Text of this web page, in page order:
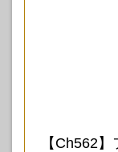
【Ch562